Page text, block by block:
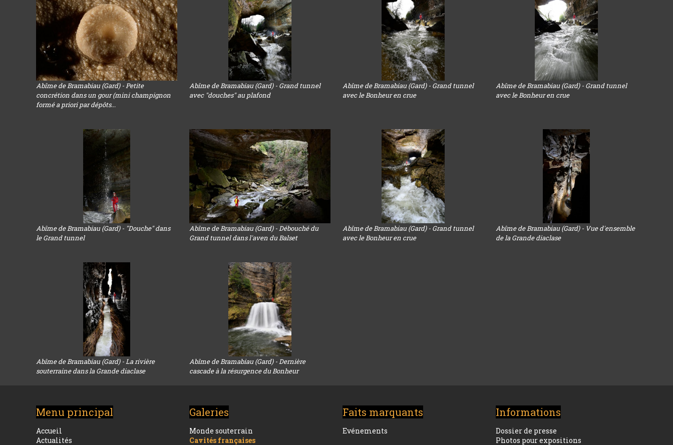
Abîme de Bramabiau (Gard) - Petite
concrétion dans un gour (mini champignon
formé a priori par dépôts...
Abîme de Bramabiau (Gard) - Grand tunnel
avec "douches" au plafond
Abîme de Bramabiau (Gard) - Grand tunnel
avec le Bonheur en crue
Abîme de Bramabiau (Gard) - Grand tunnel
avec le Bonheur en crue
Abîme de Bramabiau (Gard) - "Douche" dans
le Grand tunnel
Abîme de Bramabiau (Gard) - Débouché du
Grand tunnel dans l'aven du Balset
Abîme de Bramabiau (Gard) - Grand tunnel
avec le Bonheur en crue
Abîme de Bramabiau (Gard) - Vue d'ensemble
de la Grande diaclase
Abîme de Bramabiau (Gard) - La rivière
souterraine dans la Grande diaclase
Abîme de Bramabiau (Gard) - Dernière
cascade à la résurgence du Bonheur
Menu principal
Accueil
Actualités
Galeries
Monde souterrain
Cavités françaises
Faits marquants
Evénements
Informations
Dossier de presse
Photos pour expositions